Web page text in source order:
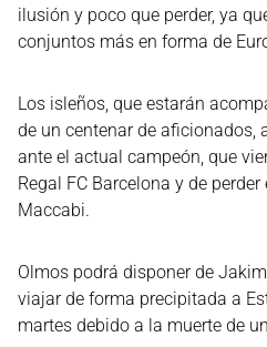
ilusión y poco que perder, ya
conjuntos más en forma de
Los isleños, que estarán
de un centenar de aficionados,
ante el actual campeón, que
Regal FC Barcelona y de
Maccabi.
Olmos podrá disponer de
viajar de forma precipitada a
martes debido a la muerte de